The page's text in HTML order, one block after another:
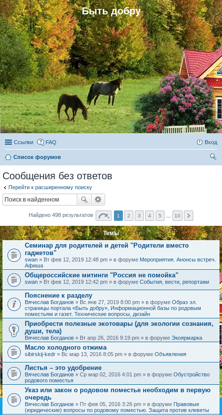
Быть добру
Ссылки FAQ Вход
Список форумов
Сообщения без ответов
Перейти к расширенному поиску
Найдено 498 результатов 1 2 3 4 5 10
Темы
Семинар для родителей и детей "Родители вместо
гаджетов"
swan » Вт фев 12, 2019 12:48 pm » в форуме Мероприятия. Анонсы встреч.
Афиша
Общероссийские митинги "Россия не помойка"
swan » Вт фев 12, 2019 12:42 pm » в форуме События, вести, репортажи
Пояснение к разделу
Вячеслав Богданов » Вс янв 27, 2019 8:00 pm » в форуме Образ эл.
страницы портала «Быть добру», Информационной базы по родовым
поместьям и газет. Технические вопросы, дизайн
Приобрести полезные экотовары (для экологии сознания,
души, тела)
Вячеслав Богданов » Вт апр 26, 2016 9:19 pm » в форуме Экоярмарка
Масло холодного отжима
sibirskij-kedr » Вс мар 13, 2016 8:05 pm » в форуме Объявления
Листья – это удобрение
Вячеслав Богданов » Ср мар 02, 2016 4:01 pm » в форуме Обустройство
родового поместья
Указ или закон о родовом поместье необходим в первую
очередь
Вячеслав Богданов » Пт фев 05, 2016 3:26 pm » в форуме Правовые
(юридические) вопросы по родовому поместью. Защита против клеветы